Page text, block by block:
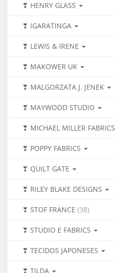
❣ HENRY GLASS
❣ IGARATINGA
❣ LEWIS & IRENE
❣ MAKOWER UK
❣ MALGORZATA J. JENEK
❣ MAYWOOD STUDIO
❣ MICHAEL MILLER FABRICS
❣ POPPY FABRICS
❣ QUILT GATE
❣ RILEY BLAKE DESIGNS
❣ STOF FRANCE (38)
❣ STUDIO E FABRICS
❣ TECIDOS JAPONESES
❣ TILDA